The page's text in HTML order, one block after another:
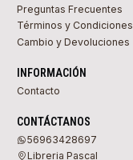
Preguntas Frecuentes
Términos y Condiciones
Cambio y Devoluciones
INFORMACIÓN
Contacto
CONTÁCTANOS
56963428697
Libreria Pascal